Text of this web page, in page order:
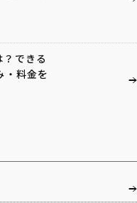
できる
・料金を